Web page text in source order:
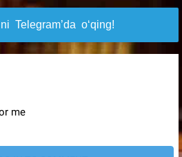
ni Telegram’da o‘qing!